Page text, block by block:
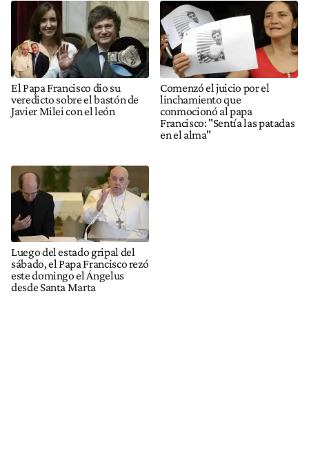
El Papa Francisco dio su
veredicto sobre el bastón de
Javier Milei con el león
Comenzó el juicio por el
linchamiento que
conmocionó al papa
Francisco: "Sentía las patadas
en el alma"
Luego del estado gripal del
sábado, el Papa Francisco rezó
este domingo el Ángelus
desde Santa Marta